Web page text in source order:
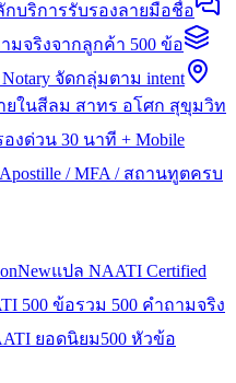
บริการรับรองลายมือชื่อ
มจริงจากลูกค้า 500 ข้อ
จัดกลุ่มตาม intent
ยในสีลม สาทร อโศก สุขุมวิท
องด่วน 30 นาที + Mobile
Apostille / MFA / สถานทูตครบ
Newแปล NAATI Certified
500 ข้อรวม 500 คำถามจริง
ยอดนิยม500 หัวข้อ